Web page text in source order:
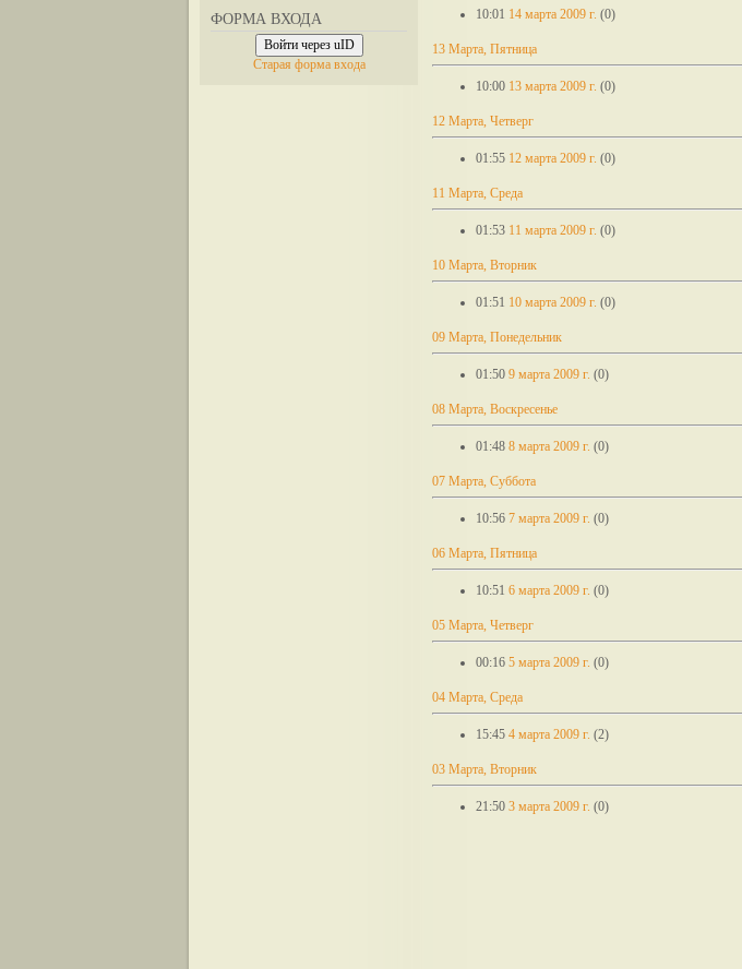
ФОРМА ВХОДА
Войти через uID
Старая форма входа
10:01 14 марта 2009 г. (0)
13 Марта, Пятница
10:00 13 марта 2009 г. (0)
12 Марта, Четверг
01:55 12 марта 2009 г. (0)
11 Марта, Среда
01:53 11 марта 2009 г. (0)
10 Марта, Вторник
01:51 10 марта 2009 г. (0)
09 Марта, Понедельник
01:50 9 марта 2009 г. (0)
08 Марта, Воскресенье
01:48 8 марта 2009 г. (0)
07 Марта, Суббота
10:56 7 марта 2009 г. (0)
06 Марта, Пятница
10:51 6 марта 2009 г. (0)
05 Марта, Четверг
00:16 5 марта 2009 г. (0)
04 Марта, Среда
15:45 4 марта 2009 г. (2)
03 Марта, Вторник
21:50 3 марта 2009 г. (0)